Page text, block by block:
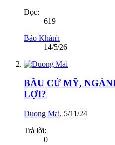
Đọc:
619
Bảo Khánh
14/5/26
BẦU CỬ MỸ,
LỢI?
Duong Mai, 5/11/24
Trả lời:
0